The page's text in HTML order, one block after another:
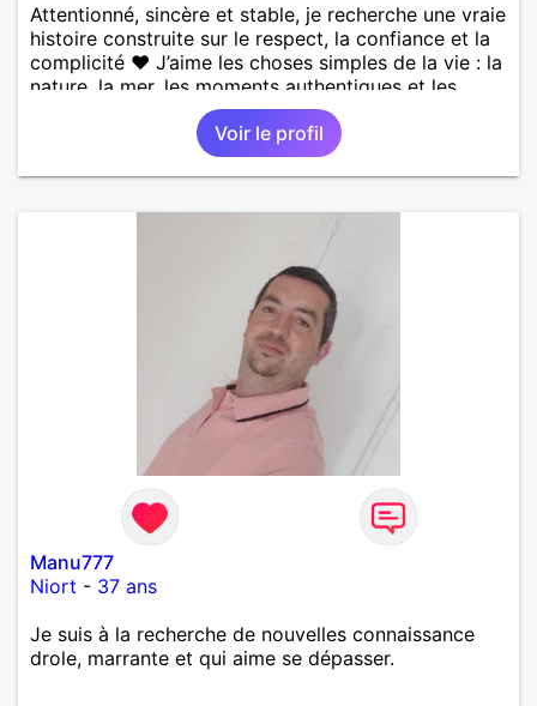
Attentionné, sincère et stable, je recherche une vraie
histoire construite sur le respect, la confiance et la
complicité ❤️ J’aime les choses simples de la vie : la
nature, la mer, les moments authentiques et les
personnes au grand cœur 🌊🌿 Très câlin et
affectueux, j’adore les petits moments de tendresse
et les calinous réguliers 😊❤️ La solitude finit parfois
par peser, alors si tu es en Nouvelle-Calédonie et
temps de discuter… et laissons l’avenir nous guider
Voir le profil
Manu777
Niort - 37 ans
Je suis à la recherche de nouvelles connaissance
drole, marrante et qui aime se dépasser.